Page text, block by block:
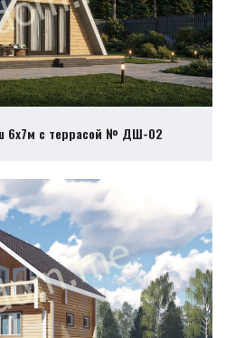
6х7м с террасой № ДШ-02